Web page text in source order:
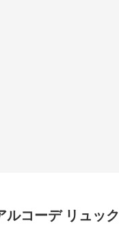
ルコーデ リュック